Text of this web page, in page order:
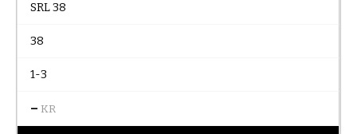
SRL 38
38
1-3
– KR